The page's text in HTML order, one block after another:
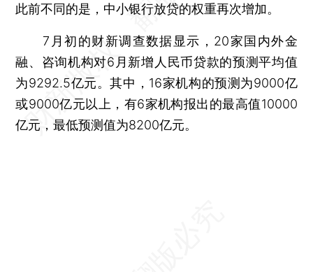
此前不同的是，中小银行放贷的权重再次增加。
7月初的财新调查数据显示，20家国内外金
融、咨询机构对6月新增人民币贷款的预测平均值
为9292.5亿元。其中，16家机构的预测为9000亿
或9000亿元以上，有6家机构报出的最高值10000
亿元，最低预测值为8200亿元。